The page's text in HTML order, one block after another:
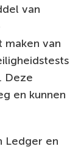
van
maken van
Deze
en kunnen
Ledger en